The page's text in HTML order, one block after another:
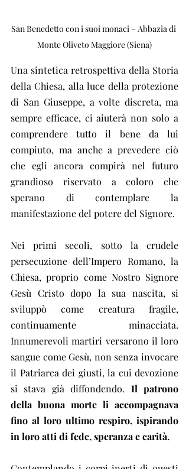
San Benedetto con i suoi monaci – Abbazia di
Monte Oliveto Maggiore (Siena)
Una sintetica retrospettiva della Storia
della Chiesa, alla luce della protezione
di San Giuseppe, a volte discreta, ma
sempre efficace, ci aiuterà non solo a
comprendere tutto il bene da lui
compiuto, ma anche a prevedere ciò
che egli ancora compirà nel futuro
grandioso riservato a coloro che
sperano di contemplare la
manifestazione del potere del Signore.
Nei primi secoli, sotto la crudele
persecuzione dell’Impero Romano, la
Chiesa, proprio come Nostro Signore
Gesù Cristo dopo la sua nascita, si
sviluppò come creatura fragile,
continuamente minacciata.
Innumerevoli martiri versarono il loro
sangue come Gesù, non senza invocare
il Patriarca dei giusti, la cui devozione
si stava già diffondendo. Il patrono
della buona morte li accompagnava
fino al loro ultimo respiro, ispirando
in loro atti di fede, speranza e carità.